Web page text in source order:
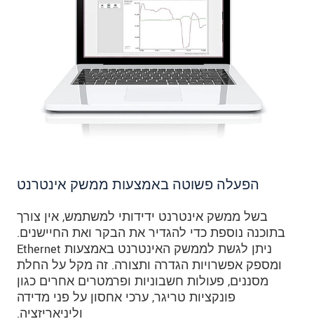
הפעלה פשוטה באמצעות ממשק אינטרנט
בשל ממשק אינטרנט ידידותי למשתמש, אין צורך
בתוכנה נוספת כדי להגדיר את הבקר ואת החיישנים.
ניתן לגשת לממשק האינטרנט באמצעות Ethernet
ומספק אפשרויות הגדרה ותצורה. זה מקל על החלת
מסננים, פעולות חשבוניות ופרמטרים אחרים כגון
פונקציות טריגר, ערכי אחסון על פני מדידה
וליניאריזציה.